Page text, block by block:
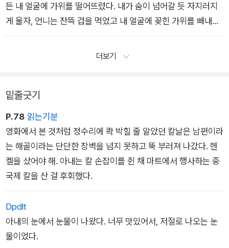
든 내 얼굴에 가위를 떨어뜨렸다. 내가 숨이 넘어갈 듯 자지러지
게 울자, 언니는 잔뜩 겁을 먹었고 내 얼굴에 꽂힌 가위를 빼내야
겠다고, 그럼 모든 게 다시 말짱해질 거라고 생각했다. 언니가 가
위를 잡아당기자 부드러운 내 피부는 익은 복숭아처럼 쉽게 잘려
더보기
밑줄긋기
P.78 읽는기분
영화에서 본 것처럼 정수리에 콱 박힐 줄 알았던 칼날은 남편이라
는 해골이라는 단단한 장벽을 넘지 못하고 뚝 부러져 나갔다. 헨
켈을 샀어야 해. 아내는 칼 손잡이를 쥔 채 마트에서 행사하는 중
국제 칼을 산 걸 후회했다.
Dpdlt
아내의 눈에서 눈물이 나왔다. 너무 맛있어서, 저절로 나오는 눈
물이었다.